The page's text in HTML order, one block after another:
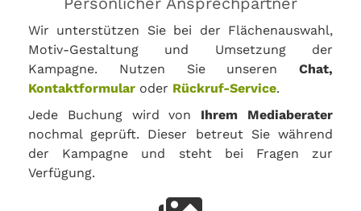
Wir unterstützen Sie bei der Flächenauswahl,
Motiv-Gestaltung und Umsetzung der
Kampagne. Nutzen Sie unseren Chat,
Kontaktformular oder Rückruf-Service.
Jede Buchung wird von Ihrem Mediaberater
nochmal geprüft. Dieser betreut Sie während
der Kampagne und steht bei Fragen zur
Verfügung.